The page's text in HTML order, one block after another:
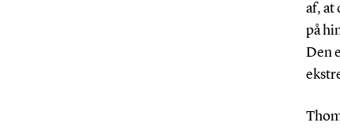
af, at
på
Den